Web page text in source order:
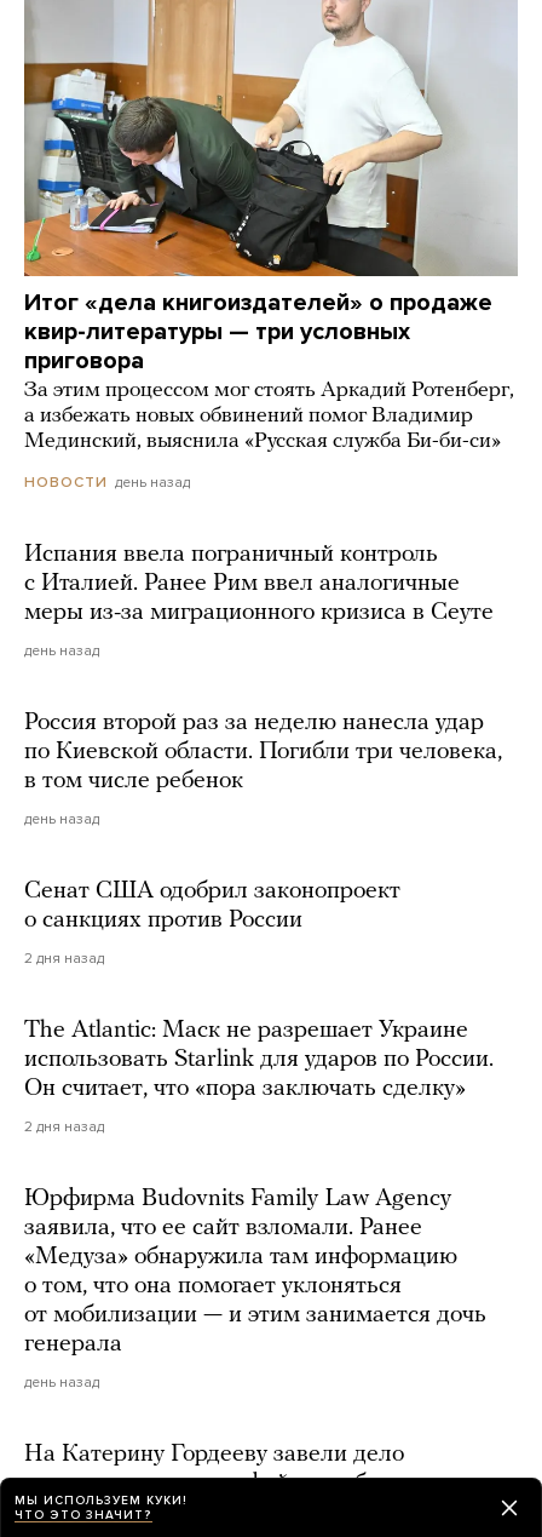
Итог «дела книгоиздателей» о продаже
квир-литературы — три условных
приговора
За этим процессом мог стоять Аркадий Ротенберг,
а избежать новых обвинений помог Владимир
Мединский, выяснила «Русская служба Би-би-си»
НОВОСТИ день назад
Испания ввела пограничный контроль
с Италией. Ранее Рим ввел аналогичные
меры из-за миграционного кризиса в Сеуте
день назад
Россия второй раз за неделю нанесла удар
по Киевской области. Погибли три человека,
в том числе ребенок
день назад
Сенат США одобрил законопроект
о санкциях против России
2 дня назад
The Atlantic: Маск не разрешает Украине
использовать Starlink для ударов по России.
Он считает, что «пора заключать сделку»
2 дня назад
Юрфирма Budovnits Family Law Agency
заявила, что ее сайт взломали. Ранее
«Медуза» обнаружила там информацию
о том, что она помогает уклоняться
от мобилизации — и этим занимается дочь
генерала
день назад
На Катерину Гордееву завели дело
о распространении «фейков» об армии
2 дня назад
МЫ ИСПОЛЬЗУЕМ КУКИ!
ЧТО ЭТО ЗНАЧИТ?